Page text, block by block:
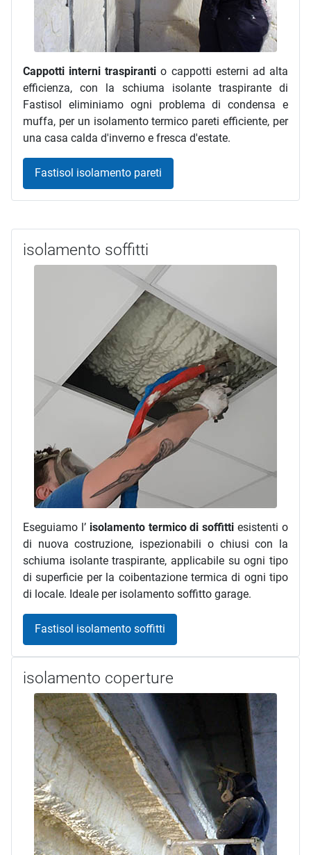
Cappotti interni traspiranti o cappotti esterni ad alta
efficienza, con la schiuma isolante traspirante di
Fastisol eliminiamo ogni problema di condensa e
muffa, per un isolamento termico pareti efficiente, per
una casa calda d'inverno e fresca d'estate.
Fastisol isolamento pareti
isolamento soffitti
Eseguiamo l’ isolamento termico di soffitti esistenti o
di nuova costruzione, ispezionabili o chiusi con la
schiuma isolante traspirante, applicabile su ogni tipo
di superficie per la coibentazione termica di ogni tipo
di locale. Ideale per isolamento soffitto garage.
Fastisol isolamento soffitti
isolamento coperture